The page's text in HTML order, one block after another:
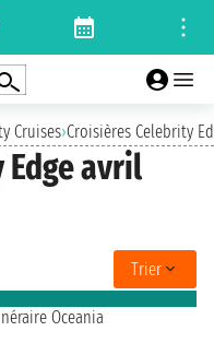
Cruises›Croisières Celebrity
avril
Trier